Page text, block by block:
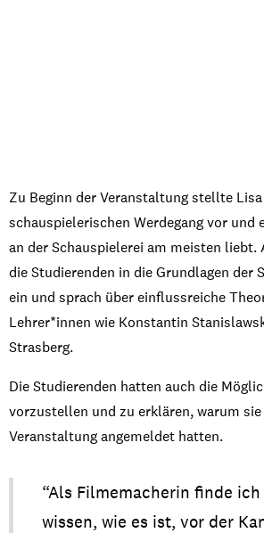
Zu Beginn derVeranstaltungstellte Lisa
schauspielerischen Werdegangvor und
an derSchauspielerei am meisten liebt.
dieStudierenden in dieGrundlagen der
ein und sprach übereinflussreiche
Lehrer*innen wie Konstantin
Strasberg.
DieStudierenden hatten auch die Mögl
vorzustellen und zu erklären,warum sie
Veranstaltungangemeldet hatten.
“Als Filmemacherin finde ich
wissen, wie es ist, vor der